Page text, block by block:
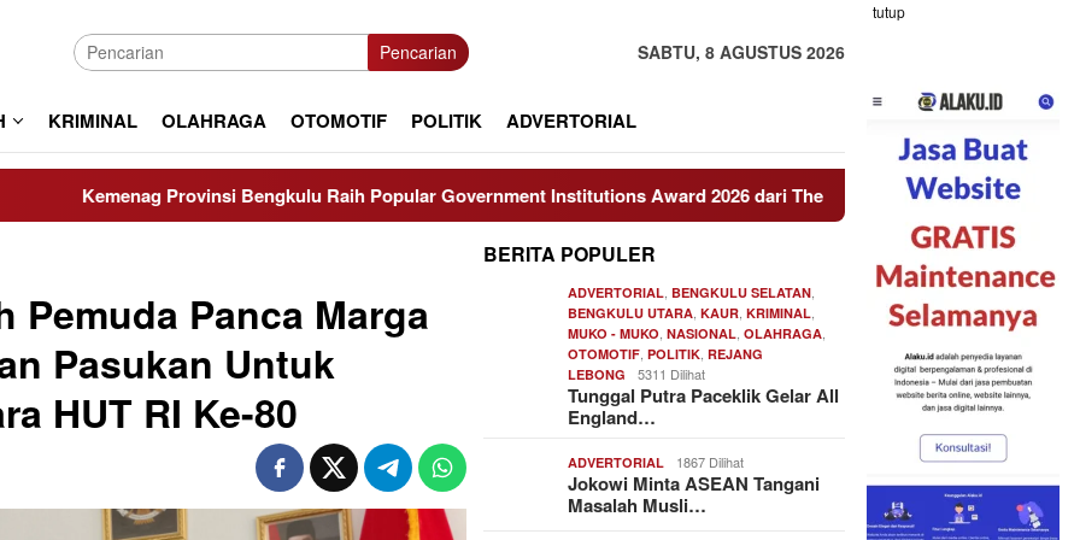
tutup
Pencarian SABTU, 8 AGUSTUS 2026
KRIMINAL OLAHRAGA OTOMOTIF POLITIK ADVERTORIAL
Provinsi Bengkulu Raih Popular Government Institutions Award 2026 dari The Iconomics Personel Operasi
Pemuda Panca Marga
Pasukan Untuk
HUT RI Ke-80
BERITA POPULER
ADVERTORIAL ,BENGKULU SELATAN
BENGKULU UTARA ,KAUR ,KRIMINAL
MUKO - MUKO ,NASIONAL ,OLAHRAGA
OTOMOTIF ,POLITIK ,REJANG
LEBONG
5311 Dilihat
Tunggal Putra Paceklik Gelar All
England…
ADVERTORIAL 1867 Dilihat
Jokowi Minta ASEAN Tangani
Masalah Musli…